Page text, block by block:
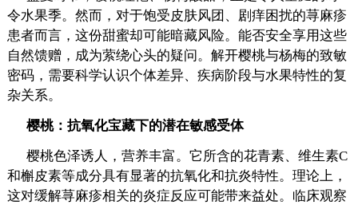
令水果季。然而，对于饱受皮肤风团、剧痒困扰的荨麻疹
患者而言，这份甜蜜却可能暗藏风险。能否安全享用这些
自然馈赠，成为萦绕心头的疑问。解开樱桃与杨梅的致敏
密码，需要科学认识个体差异、疾病阶段与水果特性的复
杂关系。
樱桃：抗氧化宝藏下的潜在敏感受体
樱桃色泽诱人，营养丰富。它所含的花青素、维生素C
和槲皮素等成分具有显著的抗氧化和抗炎特性。理论上，
这对缓解荨麻疹相关的炎症反应可能带来益处。临床观察